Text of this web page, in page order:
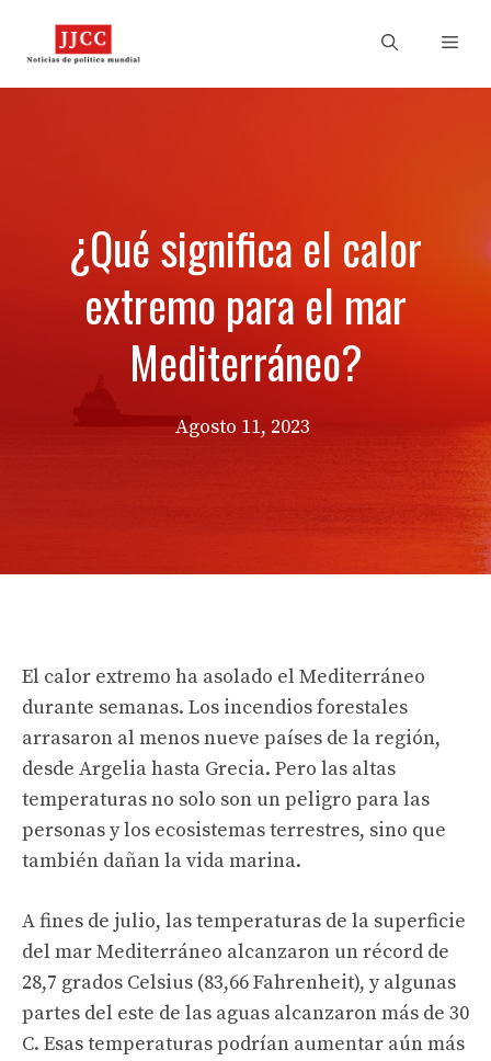
¿Qué significa el calor
extremo para el mar
Mediterráneo?
Agosto 11, 2023
El calor extremo ha asolado el Mediterráneo
durante semanas. Los incendios forestales
arrasaron al menos nueve países de la región,
desde Argelia hasta Grecia. Pero las altas
temperaturas no solo son un peligro para las
personas y los ecosistemas terrestres, sino que
también dañan la vida marina.
A fines de julio, las temperaturas de la superficie
del mar Mediterráneo alcanzaron un récord de
28,7 grados Celsius (83,66 Fahrenheit), y algunas
partes del este de las aguas alcanzaron más de 30
C. Esas temperaturas podrían aumentar aún más